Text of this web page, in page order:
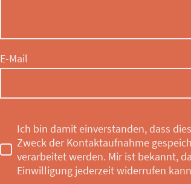
E-Mail
Ich bin damit einverstanden, dass
Zweck der Kontaktaufnahme
verarbeitet werden. Mir ist bekannt,
Einwilligung jederzeit widerrufen